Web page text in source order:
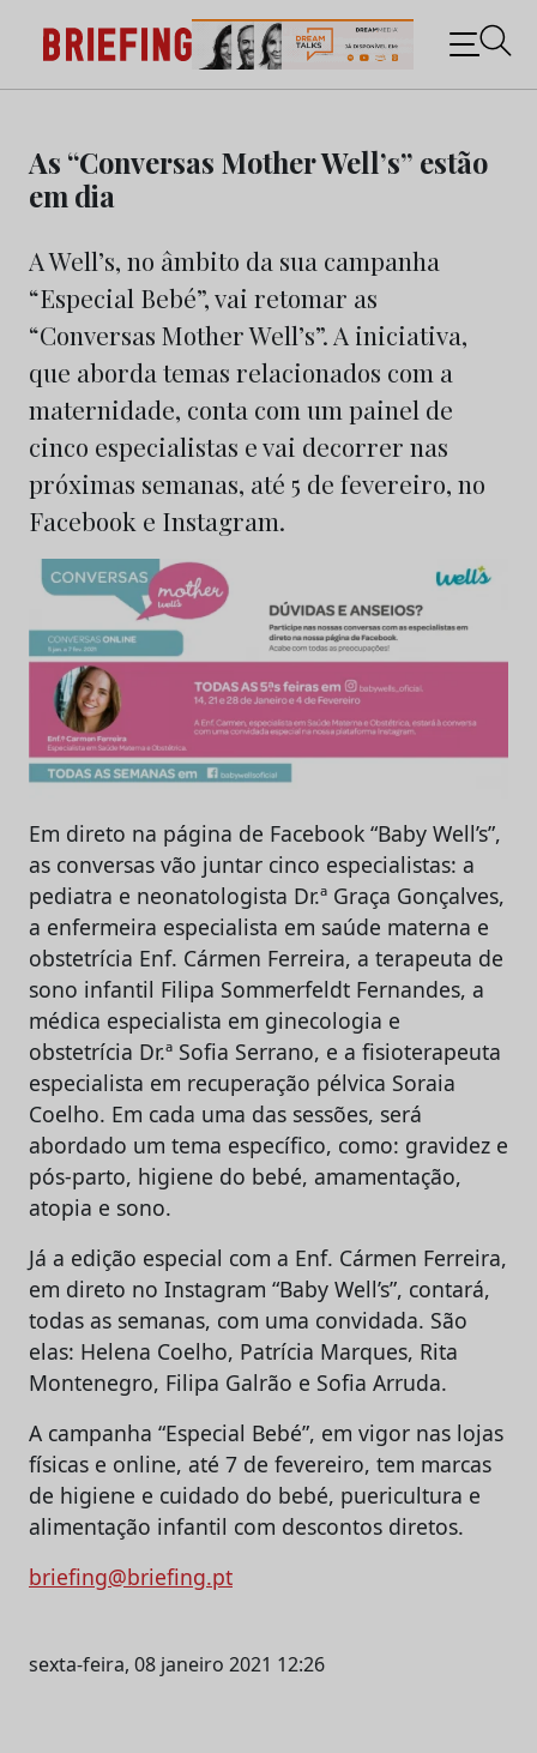
content
Briefing: Todas as notícias sobre os negócios do
Marketing e da Publicidade
As “Conversas Mother Well’s” estão
em dia
A Well’s, no âmbito da sua campanha
“Especial Bebé”, vai retomar as
“Conversas Mother Well’s”. A iniciativa,
que aborda temas relacionados com a
maternidade, conta com um painel de
cinco especialistas e vai decorrer nas
próximas semanas, até 5 de fevereiro, no
Facebook e Instagram.
Em direto na página de Facebook “Baby Well’s”,
as conversas vão juntar cinco especialistas: a
pediatra e neonatologista Dr.ª Graça Gonçalves,
a enfermeira especialista em saúde materna e
obstetrícia Enf. Cármen Ferreira, a terapeuta de
sono infantil Filipa Sommerfeldt Fernandes, a
médica especialista em ginecologia e
obstetrícia Dr.ª Sofia Serrano, e a fisioterapeuta
especialista em recuperação pélvica Soraia
Coelho. Em cada uma das sessões, será
abordado um tema específico, como: gravidez e
pós-parto, higiene do bebé, amamentação,
atopia e sono.
Já a edição especial com a Enf. Cármen Ferreira,
em direto no Instagram “Baby Well’s”, contará,
todas as semanas, com uma convidada. São
elas: Helena Coelho, Patrícia Marques, Rita
Montenegro, Filipa Galrão e Sofia Arruda.
A campanha “Especial Bebé”, em vigor nas lojas
físicas e online, até 7 de fevereiro, tem marcas
de higiene e cuidado do bebé, puericultura e
alimentação infantil com descontos diretos.
briefing@briefing.pt
sexta-feira, 08 janeiro 2021 12:26